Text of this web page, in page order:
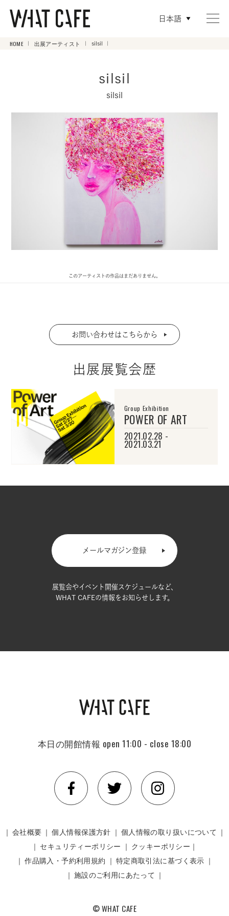
日本語
HOME 出展アーティスト silsil
silsil
silsil
このアーティストの作品はまだありません。
お問い合わせはこちらから
出展展覧会歴
Group Exhibition
POWER OF ART
2021.02.28 -
2021.03.21
メールマガジン登録
展覧会やイベント開催スケジュールなど、
WHAT CAFEの情報をお知らせします。
本日の開館情報 open 11:00 - close 18:00
｜ 会社概要 ｜個人情報保護方針 ｜ 個人情報の取り扱いについて ｜
｜ セキュリティーポリシー ｜ クッキーポリシー｜
｜作品購入・予約利用規約 ｜ 特定商取引法に基づく表示 ｜
｜ 施設のご利用にあたって ｜
© WHAT CAFE